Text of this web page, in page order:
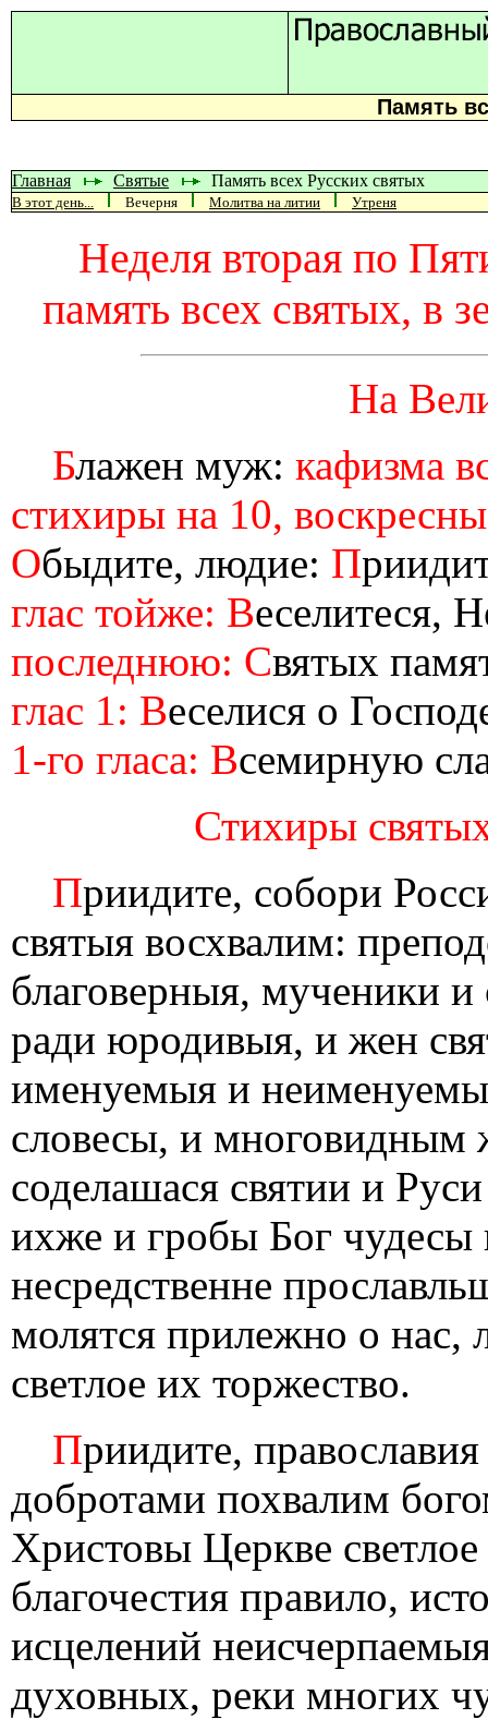
Память
Главная Святые Память всех Русских святых
В этот день... Вечерня Молитва на литии Утреня
Неделя вторая по
память всех святых, в
На
Блажен муж: кафизма
стихиры на 10,
Обыдите, людие: П
глас тойже: Веселитеся,
последнюю: Святых
глас 1: Веселися о
1-го гласа: Всемирную
Стихиры
Приидите, собори
святыя восхвалим:
благоверныя, мученики
ради юродивыя, и жен
именуемыя и
словесы, и многовидным
соделашася святии и
ихже и гробы Бог чудесы
несредственне
молятся прилежно о
светлое их торжество.
Приидите,
добротами похвалим
Христовы Церкве
благочестия правило,
исцелений
духовных, реки многих